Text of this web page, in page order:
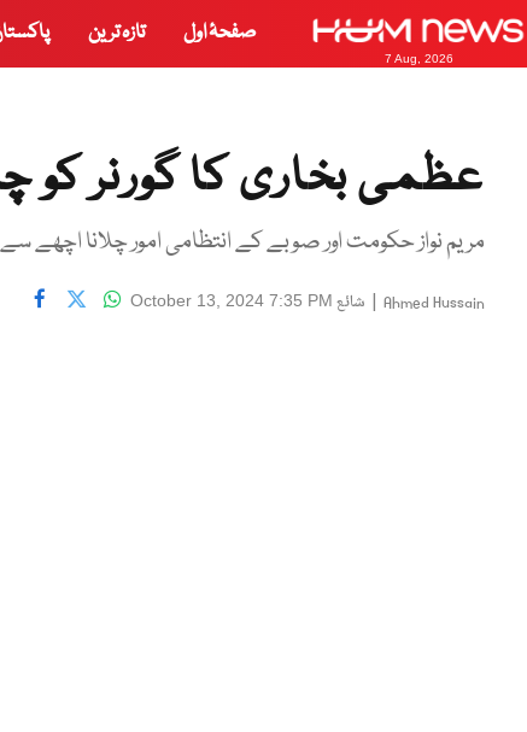
7 Aug, 2026
صفحۂ اول تازہ ترین
عظمی بخاری کا گورنر کو
مریم نواز حکومت اور صوبے کے انتظامی امور چلانا اچھے
Ahmed Hussain
| شائع October 13, 2024 7:35 PM